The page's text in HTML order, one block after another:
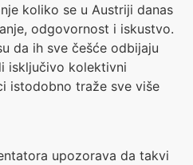
koliko se u Austriji danas
odgovornost i iskustvo.
da ih sve češće odbijaju
isključivo kolektivni
istodobno traže sve više
upozorava da takvi